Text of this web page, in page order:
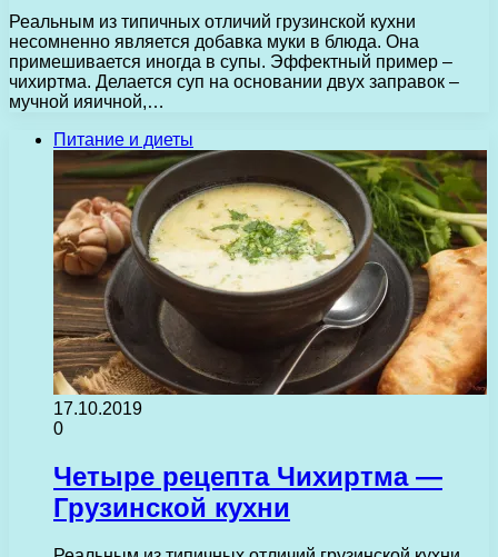
Реальным из типичных отличий грузинской кухни
несомненно является добавка муки в блюда. Она
примешивается иногда в супы. Эффектный пример –
чихиртма. Делается суп на основании двух заправок –
мучной ияичной,…
Питание и диеты
17.10.2019
0
Четыре рецепта Чихиртма —
Грузинской кухни